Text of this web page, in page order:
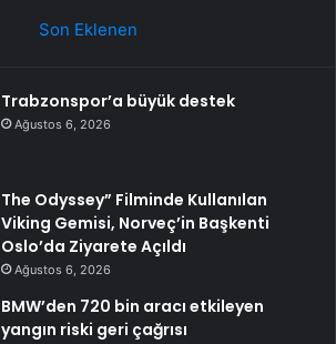
Son Eklenen
Trabzonspor’a büyük destek
Ağustos 6, 2026
The Odyssey” Filminde Kullanılan
Viking Gemisi, Norveç’in Başkenti
Oslo’da Ziyarete Açıldı
Ağustos 6, 2026
BMW’den 720 bin aracı etkileyen
yangın riski geri çağrısı